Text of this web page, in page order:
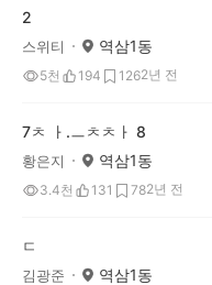
2
스위티 역삼1동
5천 194 1262년 전
7ㅊ ㅏ.ㅡㅊㅊㅏ 8
황은지 역삼1동
3.4천 131 782년 전
ㄷ
김광준 역삼1동